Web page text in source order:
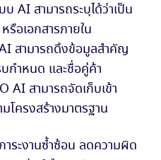
บ AI สามารถระบุได้ว่าเป็น
รือเอกสารภายใน
สามารถดึงข้อมูลสำคัญ
กำหนด และชื่อคู่ค้า
AI สามารถจัดเก็บเข้า
ครงสร้างมาตรฐาน
าระงานซ้ำซ้อน ลดความผิด